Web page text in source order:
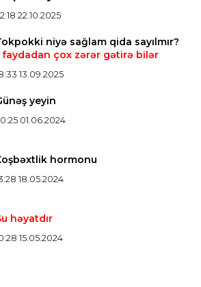
22.10.2025
niyə sağlam qida sayılmır?
faydadan çox zərər gətirə bilər
13.09.2025
yeyin
01.06.2024
hormonu
18.05.2024
həyatdır
15.05.2024